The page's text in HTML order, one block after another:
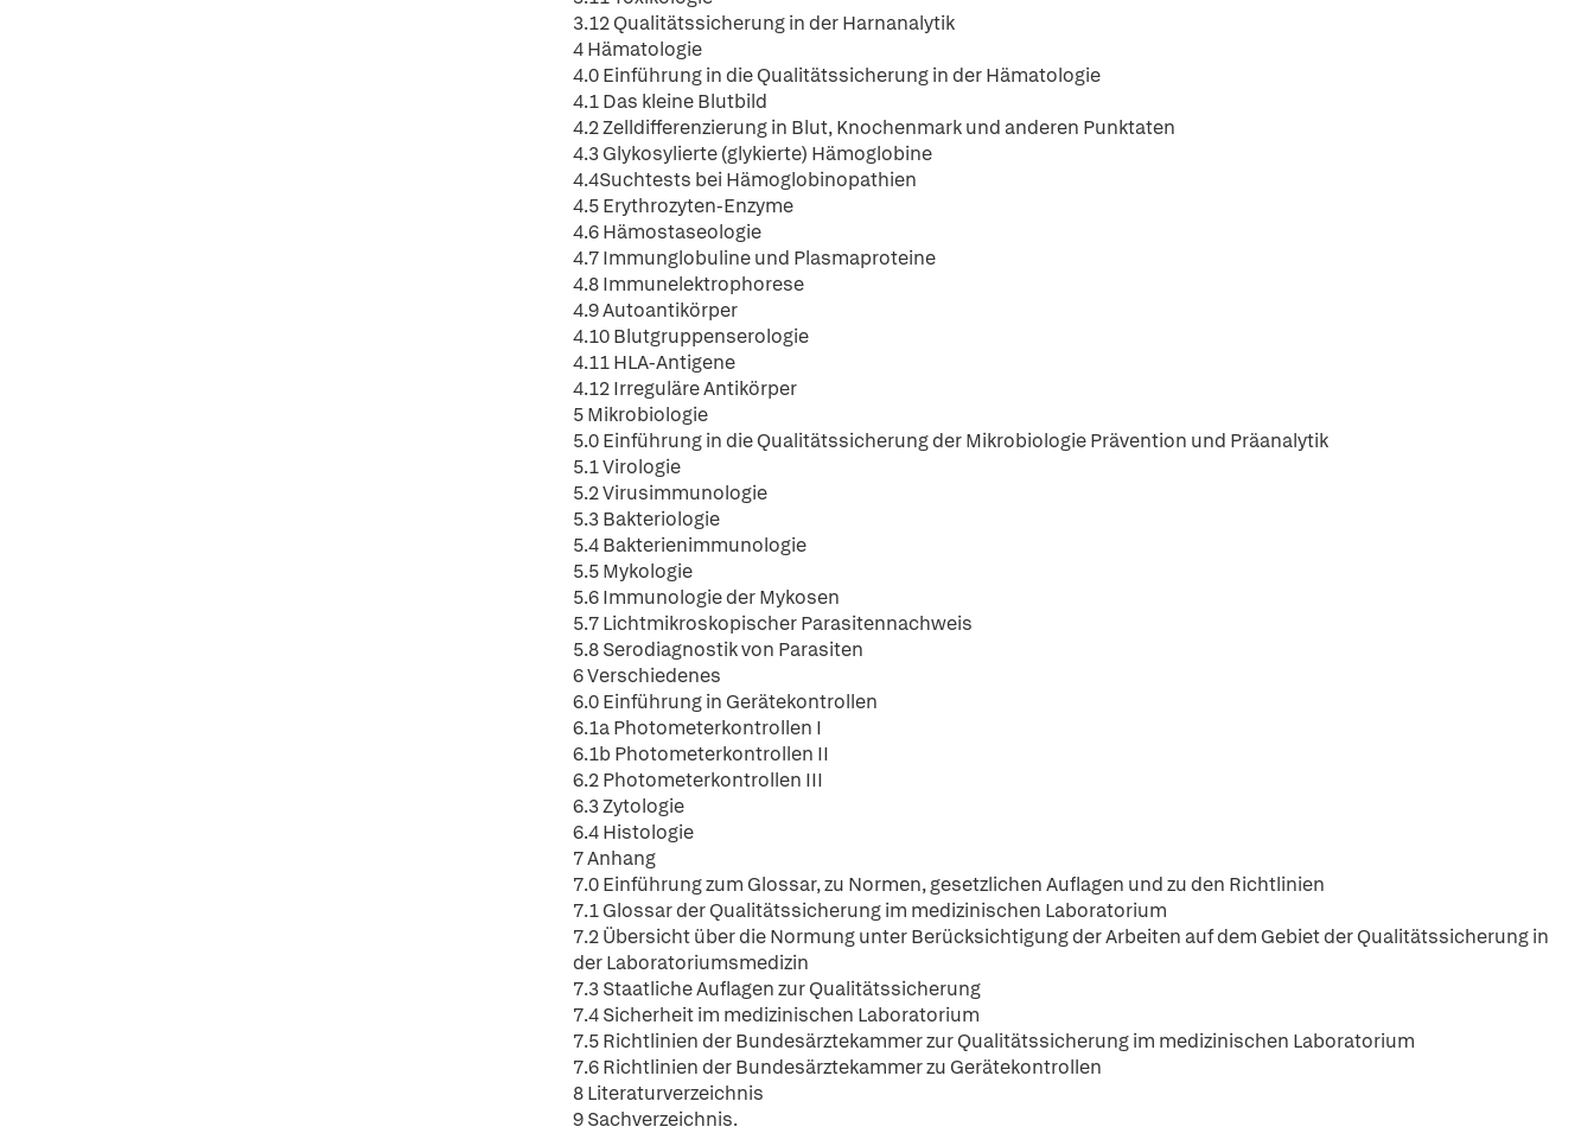
3.12 Qualitätssicherung in der Harnanalytik
4 Hämatologie
4.0 Einführung in die Qualitätssicherung in der Hämatologie
4.1 Das kleine Blutbild
4.2 Zelldifferenzierung in Blut, Knochenmark und anderen Punktaten
4.3 Glykosylierte (glykierte) Hämoglobine
4.4Suchtests bei Hämoglobinopathien
4.5 Erythrozyten-Enzyme
4.6 Hämostaseologie
4.7 Immunglobuline und Plasmaproteine
4.8 Immunelektrophorese
4.9 Autoantikörper
4.10 Blutgruppenserologie
4.11 HLA-Antigene
4.12 Irreguläre Antikörper
5 Mikrobiologie
5.0 Einführung in die Qualitätssicherung der Mikrobiologie Prävention und Präanalytik
5.1 Virologie
5.2 Virusimmunologie
5.3 Bakteriologie
5.4 Bakterienimmunologie
5.5 Mykologie
5.6 Immunologie der Mykosen
5.7 Lichtmikroskopischer Parasitennachweis
5.8 Serodiagnostik von Parasiten
6 Verschiedenes
6.0 Einführung in Gerätekontrollen
6.1a Photometerkontrollen I
6.1b Photometerkontrollen II
6.2 Photometerkontrollen III
6.3 Zytologie
6.4 Histologie
7 Anhang
7.0 Einführung zum Glossar, zu Normen, gesetzlichen Auflagen und zu den Richtlinien
7.1 Glossar der Qualitätssicherung im medizinischen Laboratorium
7.2 Übersicht über die Normung unter Berücksichtigung der Arbeiten auf dem Gebiet der Qualitätssicherung in
der Laboratoriumsmedizin
7.3 Staatliche Auflagen zur Qualitätssicherung
7.4 Sicherheit im medizinischen Laboratorium
7.5 Richtlinien der Bundesärztekammer zur Qualitätssicherung im medizinischen Laboratorium
7.6 Richtlinien der Bundesärztekammer zu Gerätekontrollen
8 Literaturverzeichnis
9 Sachverzeichnis.